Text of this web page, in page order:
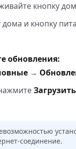
кнопку
и кнопку
обновления:
→
соединение.